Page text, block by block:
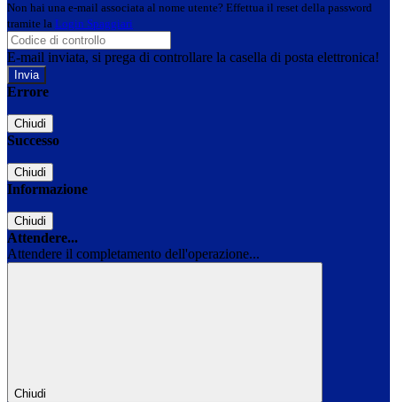
Non hai una e-mail associata al nome utente? Effettua il reset della password
tramite la Login Spaggiari
E-mail inviata, si prega di controllare la casella di posta elettronica!
Errore
Chiudi
Successo
Chiudi
Informazione
Chiudi
Attendere...
Attendere il completamento dell'operazione...
Chiudi